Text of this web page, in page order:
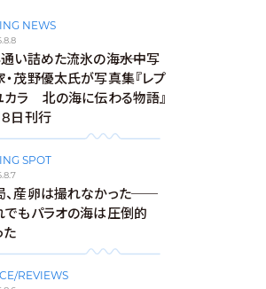
NEWS
い詰めた流氷の海――水中写
・茂野優太氏が写真集『レプ
カラ 北の海に伝わる物語』
日刊行
SPOT
、産卵は撮れなかった──
でもパラオの海は圧倒的
た
REVIEWS